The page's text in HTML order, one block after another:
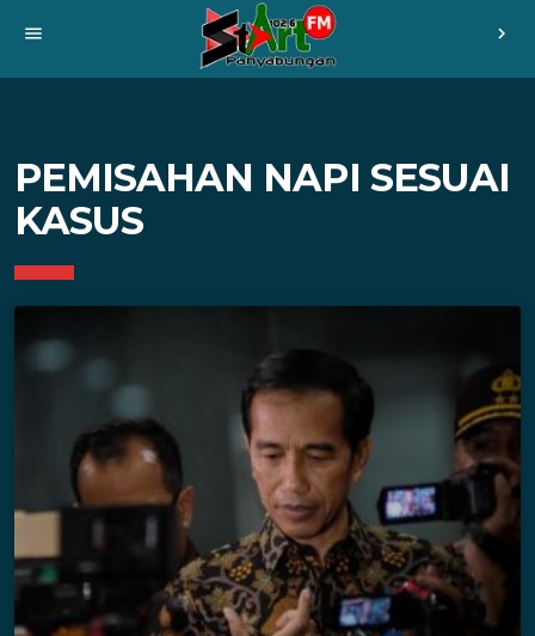
menu chevron_right
PEMISAHAN NAPI SESUAI
KASUS